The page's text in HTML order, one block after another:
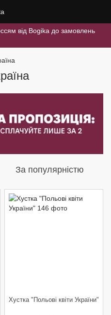
від Bogika до замовлень
За популярністю
Хустка "Польові квіти України"